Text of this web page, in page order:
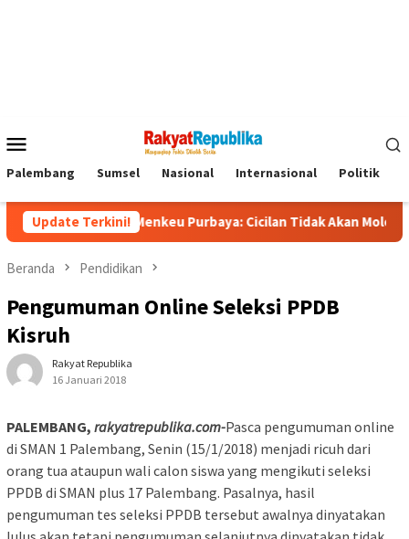
Mobile
Palembang Sumsel Nasional Internasional Politik
Update Terkini!
Menkeu Purbaya: Cicilan Tidak Akan Molor
Beranda Pendidikan
Pengumuman Online Seleksi PPDB
Kisruh
Rakyat Republika
16 Januari 2018
PALEMBANG, rakyatrepublika.com-Pasca pengumuman online
di SMAN 1 Palembang, Senin (15/1/2018) menjadi ricuh dari
orang tua ataupun wali calon siswa yang mengikuti seleksi
PPDB di SMAN plus 17 Palembang. Pasalnya, hasil
pengumuman tes seleksi PPDB tersebut awalnya dinyatakan